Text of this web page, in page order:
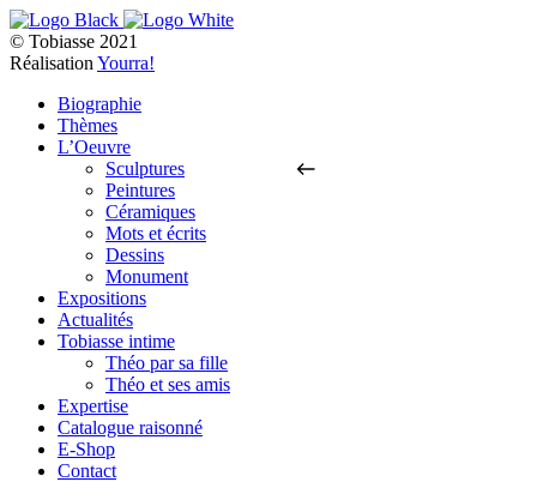
© Tobiasse 2021
Réalisation Yourra!
Biographie
Thèmes
L’Oeuvre
Sculptures
Peintures
Céramiques
Mots et écrits
Dessins
Monument
Expositions
Actualités
Tobiasse intime
Théo par sa fille
Théo et ses amis
Expertise
Catalogue raisonné
E-Shop
Contact